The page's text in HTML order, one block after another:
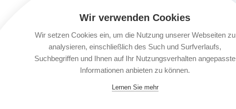
Gültigkeit:
Buchungsfrist:
Wir verwenden Cookies
Wir setzen Cookies ein, um die Nutzung unserer Webseiten zu
analysieren, einschließlich des Such und Surfverlaufs,
Suchbegriffen und Ihnen auf Ihr Nutzungsverhalten angepasste
Informationen anbieten zu können.
Lernen Sie mehr